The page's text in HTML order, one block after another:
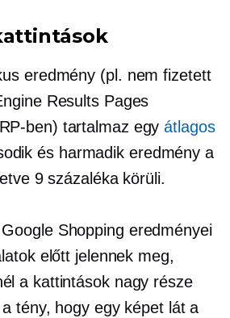
eredmény (pl. nem fizetett
Results Pages
ben) tartalmaz egyátlagos
és harmadik eredmény a
9 százaléka körüli.
Shopping eredményei
előtt jelennek meg,
a kattintások nagy része
tény, hogy egy képet lát a